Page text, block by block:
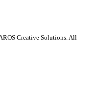
Creative Solutions. All